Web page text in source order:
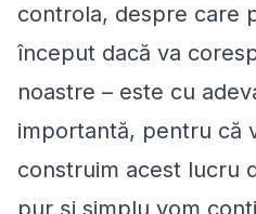
controla, despre care
început dacă va
noastre – este cu
importantă, pentru că
construim acest lucru
pur și simplu vom